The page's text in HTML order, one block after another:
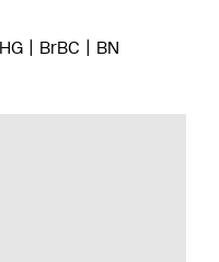
HG BrBC BN